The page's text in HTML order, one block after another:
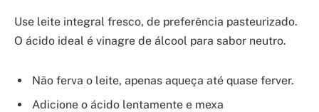
Use leite integral fresco, de preferência pasteurizado.
O ácido ideal é vinagre de álcool para sabor neutro.
Não ferva o leite, apenas aqueça até quase ferver.
Adicione o ácido lentamente e mexa